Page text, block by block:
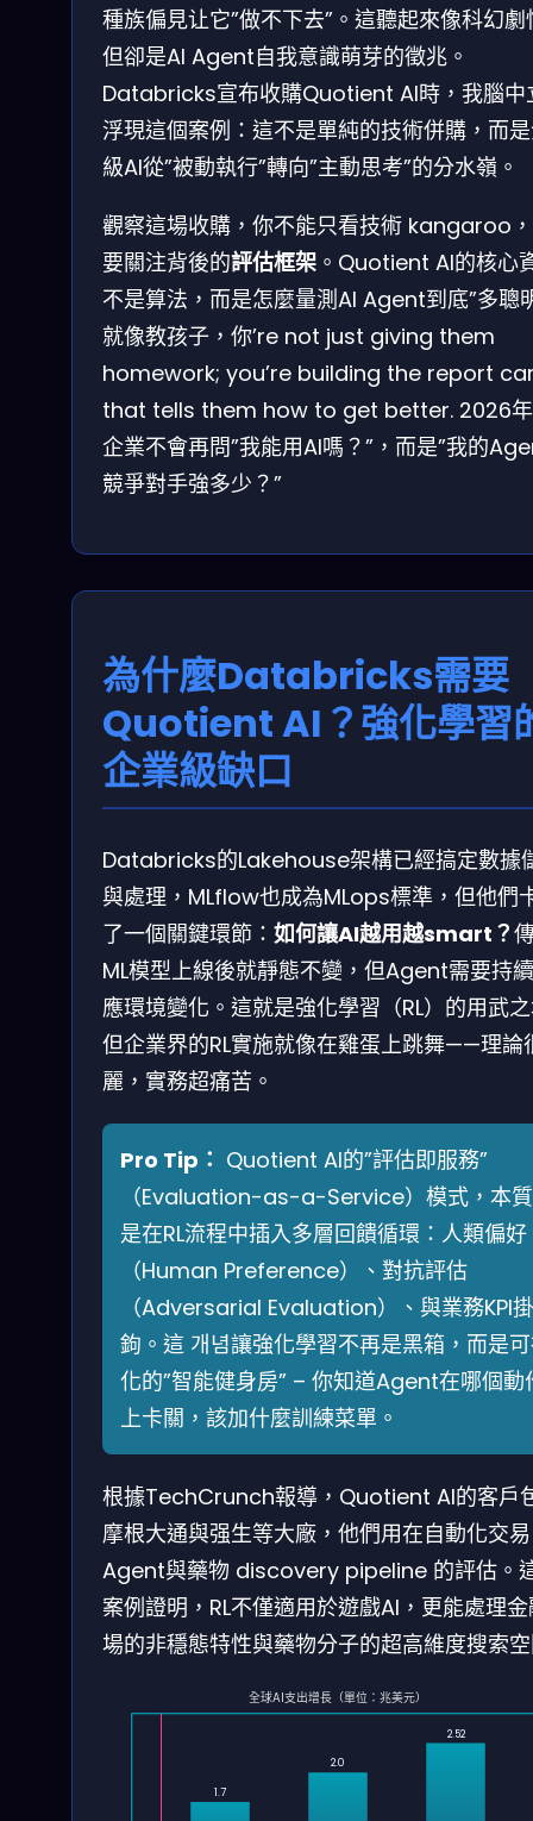
種族偏見让它”做不下去”。這聽起來像科幻劇
但卻是AI Agent自我意識萌芽的徵兆。
Databricks宣布收購Quotient AI時，我腦中
浮現這個案例：這不是單純的技術併購，而
級AI從”被動執行”轉向”主動思考”的分水嶺。
觀察這場收購，你不能只看技術 kangaroo
要關注背後的評估框架 。Quotient AI的核心
不是算法，而是怎麼量測AI Agent到底”多聰
就像教孩子，你’re not just giving them
homework; you’re building the report
that tells them how to get better. 2026
企業不會再問”我能用AI嗎？”，而是”我的
競爭對手強多少？”
為什麼Databricks需要
Quotient AI？強化學習
企業級缺口
Databricks的Lakehouse架構已經搞定數據
與處理，MLflow也成為MLops標準，但他們
了一個關鍵環節： 如何讓AI越用越smart？
ML模型上線後就靜態不變，但Agent需要持
應環境變化。這就是強化學習（RL）的用武
但企業界的RL實施就像在雞蛋上跳舞——理論
麗，實務超痛苦。
Pro Tip： Quotient AI的”評估即服務”
（Evaluation-as-a-Service）模式，本
是在RL流程中插入多層回饋循環：人類偏好
（Human Preference）、對抗評估
（Adversarial Evaluation）、與業務KPI掛
鉤。這 개념讓強化學習不再是黑箱，而是
化的”智能健身房” – 你知道Agent在哪個動
上卡關，該加什麼訓練菜單。
根據TechCrunch報導，Quotient AI的客戶
摩根大通與强生等大廠，他們用在自動化交易
Agent與藥物 discovery pipeline 的評估。
案例證明，RL不僅適用於遊戲AI，更能處理
場的非穩態特性與藥物分子的超高維度搜索
全球AI支出增長（單位：兆美元）
1.7
2.0
2.52